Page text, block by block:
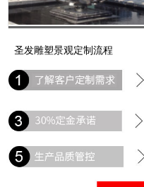
圣发雕塑景观定制流程